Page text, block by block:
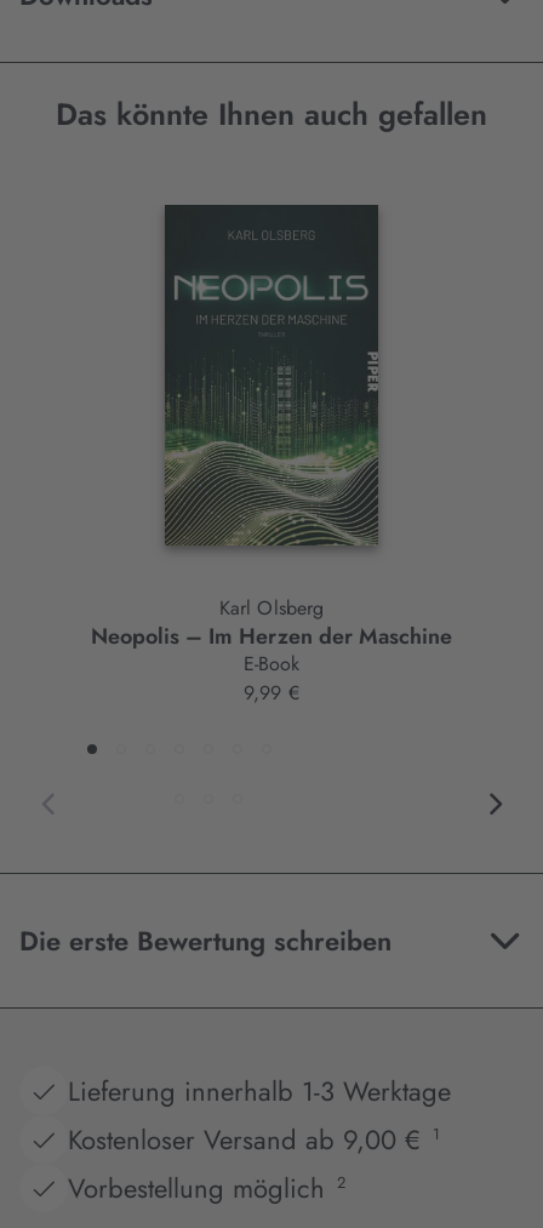
Das könnte Ihnen auch gefallen
Karl Olsberg
Neopolis – Im Herzen der Maschine
E-Book
9,99 €
Die erste Bewertung schreiben
Lieferung innerhalb 1-3 Werktage
Kostenloser Versand ab 9,00 €
1
Vorbestellung möglich 2